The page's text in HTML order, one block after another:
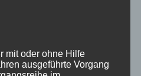
wenn jede Woche die
viele gute
mit oder ohne Hilfe
ausgeführte Vorgang